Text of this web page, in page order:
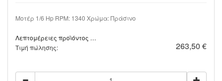
Μοτέρ 1/6 Hp RPM: 1340 Χρώμα: Πράσινο
Λεπτομέρειες προϊόντος …
Τιμή πώλησης:
263,50 €